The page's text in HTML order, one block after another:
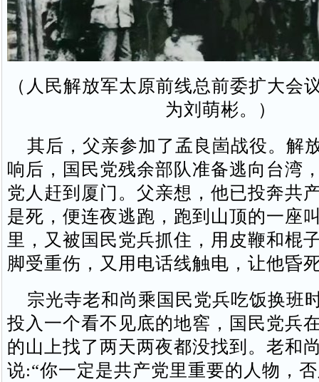
（人民解放军太原前线总前委扩大会
为刘萌彬。）
其后，父亲参加了孟良崮战役。解
响后，国民党残余部队准备逃向台湾
党人赶到厦门。父亲想，他已投奔共
是死，便连夜逃跑，跑到山顶的一座
里，又被国民党兵抓住，用皮鞭和棍
脚受重伤，又用电话线触电，让他昏
宗光寺老和尚乘国民党兵吃饭换班
投入一个看不见底的地窖，国民党兵
的山上找了两天两夜都没找到。老和
说:“你一定是共产党里重要的人物，